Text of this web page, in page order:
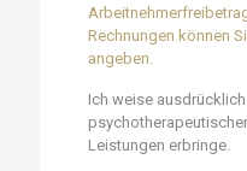
Rechnungen können
angeben.
Ich weise
Leistungen erbringe.